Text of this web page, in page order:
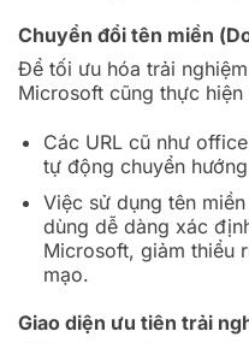
Chuyển đổi tên miền
Để tối ưu hóa trải
Microsoft cũng thực
Các URL cũ như
tự động chuyển
Việc sử dụng tên miền
dùng dễ dàng xác
Microsoft, giảm thiểu
mạo.
Giao diện ưu tiên trải